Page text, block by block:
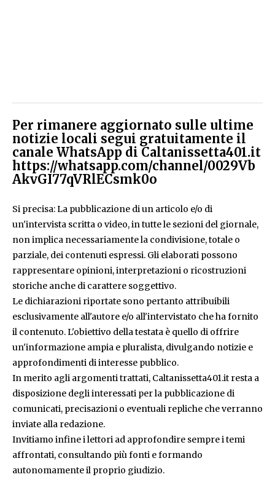
Per rimanere aggiornato sulle ultime
notizie locali segui gratuitamente il
canale WhatsApp di Caltanissetta401.it
https://whatsapp.com/channel/0029Vb
AkvGI77qVRlECsmk0o
Si precisa: La pubblicazione di un articolo e/o di
un'intervista scritta o video, in tutte le sezioni del giornale,
non implica necessariamente la condivisione, totale o
parziale, dei contenuti espressi. Gli elaborati possono
rappresentare opinioni, interpretazioni o ricostruzioni
storiche anche di carattere soggettivo.
Le dichiarazioni riportate sono pertanto attribuibili
esclusivamente all'autore e/o all'intervistato che ha fornito
il contenuto. L'obiettivo della testata è quello di offrire
un'informazione ampia e pluralista, divulgando notizie e
approfondimenti di interesse pubblico.
In merito agli argomenti trattati, Caltanissetta401.it resta a
disposizione degli interessati per la pubblicazione di
comunicati, precisazioni o eventuali repliche che verranno
inviate alla redazione.
Invitiamo infine i lettori ad approfondire sempre i temi
affrontati, consultando più fonti e formando
autonomamente il proprio giudizio.